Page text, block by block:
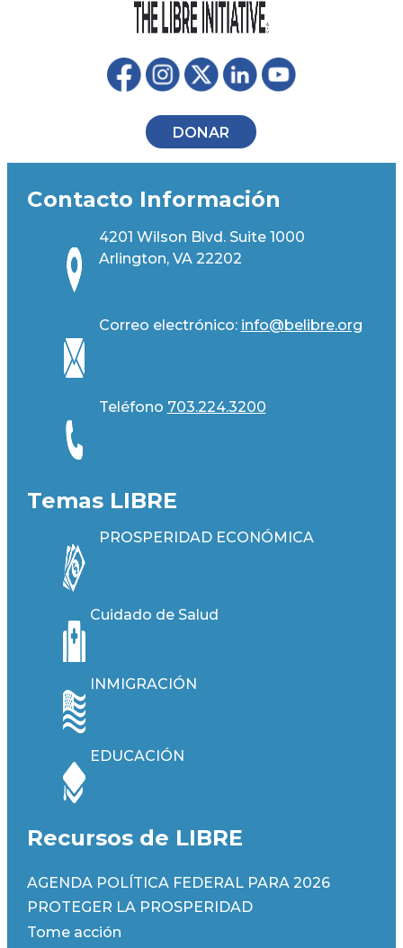
DONAR
Contacto Información
4201 Wilson Blvd. Suite 1000
Arlington, VA 22202
Correo electrónico: info@belibre.org
Teléfono 703.224.3200
Temas LIBRE
PROSPERIDAD ECONÓMICA
Cuidado de Salud
INMIGRACIÓN
EDUCACIÓN
Recursos de LIBRE
AGENDA POLÍTICA FEDERAL PARA 2026
PROTEGER LA PROSPERIDAD
Tome acción